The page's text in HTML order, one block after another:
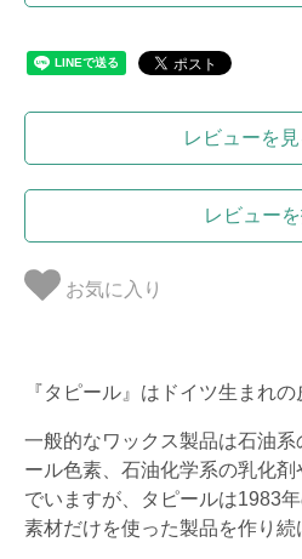
レビューを
レビュー
お気に入り
『タピール』はドイツ生まれの
一般的なワックス製品は石油
ール色素、石油化学系の乳化
でいますが、タピールは1983
素材だけを使った製品を作り続